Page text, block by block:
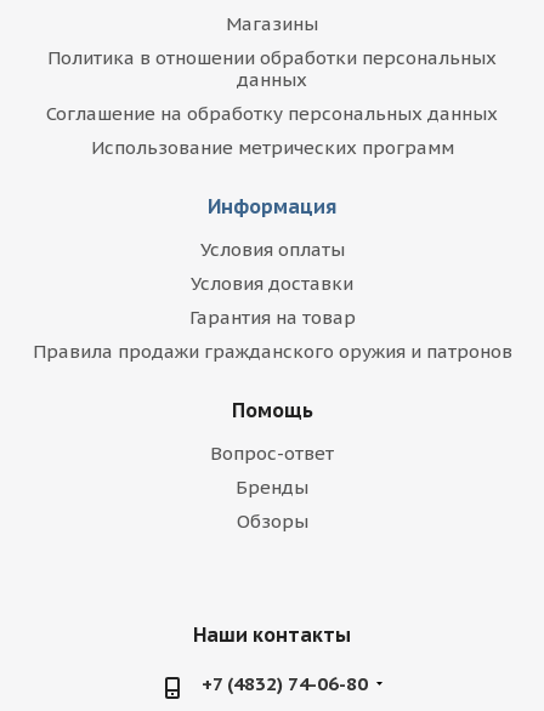
Магазины
Политика в отношении обработки персональных
данных
Соглашение на обработку персональных данных
Использование метрических программ
Информация
Условия оплаты
Условия доставки
Гарантия на товар
Правила продажи гражданского оружия и патронов
Помощь
Вопрос-ответ
Бренды
Обзоры
Наши контакты
+7 (4832) 74-06-80